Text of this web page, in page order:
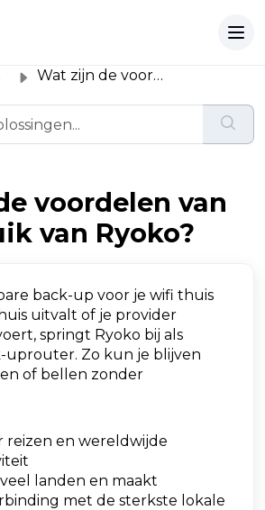
Wat zijn de voordelen van het gebruik van Ryoko?
voordelen van
van Ryoko?
back-up voor je wifi thuis
uitvalt of je provider
springt Ryoko bij als
uprouter. Zo kun je blijven
of bellen zonder
reizen en wereldwijde
landen en maakt
met de sterkste lokale